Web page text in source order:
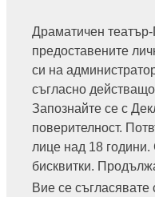
Драматичен
предоставените
си на
съгласно
Запознайте се с
поверителност.
лице над 18 години.
бисквитки.
Вие се съгласявате
Стилиян Стоянов
Информация за билети
032 271 271
Билетна каса - театър
ул. "Княз Александър I" 38
Пловдив 4000
032 271 271
Получавайте новини и
всички: